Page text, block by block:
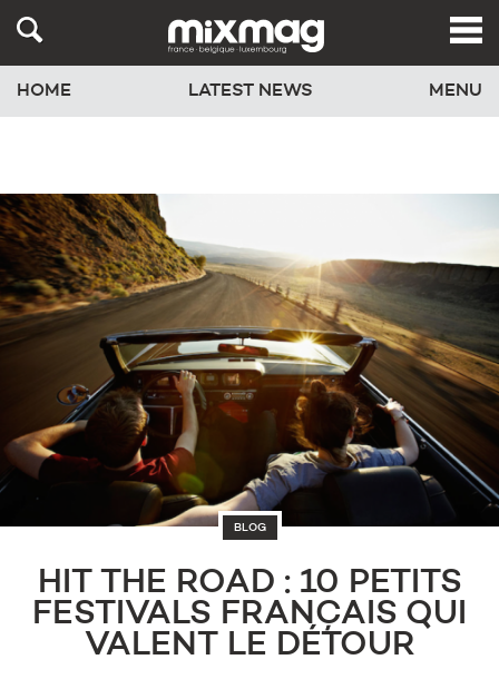
HOME LATEST NEWS MENU
BLOG
HIT THE ROAD : 10 PETITS
FESTIVALS FRANÇAIS QUI
VALENT LE DÉTOUR